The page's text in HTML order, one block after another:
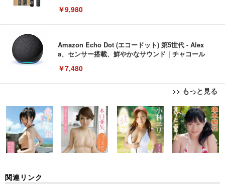
￥9,980
Amazon Echo Dot (エコードット) 第5世代 - Alex
a、センサー搭載、鮮やかなサウンド｜チャコール
￥7,480
>> もっと見る
[EdoErgo] オフィスチェア 椅子 テレワーク 疲れな
い 跳ね上げ式アームレスト コンパクト 約105度ロッ
キング pc 事務椅子 360度回転 座面昇降 強化ナイロ
ン樹脂ベース 通気性メッシュ 在宅ワーク H-WY01
(黒網+黒枠+黒足)
￥5,699
EIZO ビジネス向けプレミアムモニター | FlexScan
EV3240X-WT | 31.5型4K UHD・USB Type-C・ホワ
イト
￥105,595
Amazonベーシック ペットシーツ 薄型 レギュラー 1
回使い捨て 無香料 ホワイト 300枚
￥3,373
関連リンク